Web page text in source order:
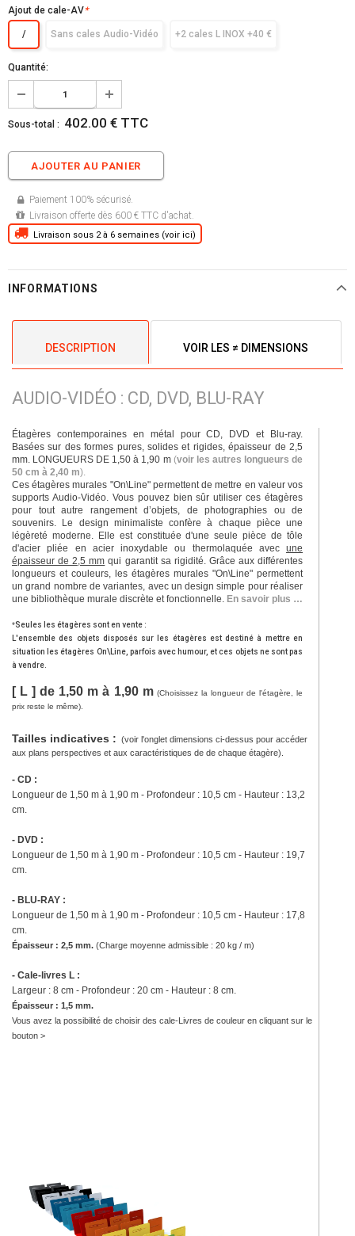
Ajout de cale-AV*
/ Sans cales Audio-Vidéo +2 cales L INOX +40 €
Quantité:
Sous-total : 402.00 € TTC
Paiement 100% sécurisé.
Livraison offerte dès 600 € TTC d'achat.
Livraison sous 2 à 6 semaines (voir ici)
INFORMATIONS
DESCRIPTION VOIR LES ≠ DIMENSIONS
AUDIO-VIDÉO : CD, DVD, BLU-RAY
Étagères contemporaines en métal pour CD, DVD et Blu-ray.
Basées sur des formes pures, solides et rigides, épaisseur de 2,5
mm. LONGUEURS DE 1,50 à 1,90 m (voir les autres longueurs de
50 cm à 2,40 m).
Ces étagères murales "On\Line" permettent de mettre en valeur vos
supports Audio-Vidéo. Vous pouvez bien sûr utiliser ces étagères
pour tout autre rangement d’objets, de photographies ou de
souvenirs. Le design minimaliste confère à chaque pièce une
légèreté moderne. Elle est constituée d'une seule pièce de tôle
d'acier pliée en acier inoxydable ou thermolaquée avec une
épaisseur de 2,5 mm qui garantit sa rigidité. Grâce aux différentes
longueurs et couleurs, les étagères murales "On\Line" permettent
un grand nombre de variantes, avec un design simple pour réaliser
une bibliothèque murale discrète et fonctionnelle. En savoir plus …
*Seules les étagères sont en vente :
L'ensemble des objets disposés sur les étagères est destiné à mettre en
situation les étagères On\Line, parfois avec humour, et ces objets ne sont pas
à vendre.
[ L ] de 1,50 m à 1,90 m (Choisissez la longueur de l'étagère, le
prix reste le même).
Tailles indicatives : (voir l'onglet dimensions ci-dessus pour accéder
aux plans perspectives et aux caractéristiques de de chaque étagère).
- CD :
Longueur de 1,50 m à 1,90 m - Profondeur : 10,5 cm - Hauteur : 13,2
cm.
- DVD :
Longueur de 1,50 m à 1,90 m - Profondeur : 10,5 cm - Hauteur : 19,7
cm.
- BLU-RAY :
Longueur de 1,50 m à 1,90 m - Profondeur : 10,5 cm - Hauteur : 17,8
cm.
Épaisseur : 2,5 mm. (Charge moyenne admissible : 20 kg / m)
- Cale-livres L :
Largeur : 8 cm - Profondeur : 20 cm - Hauteur : 8 cm.
Épaisseur : 1,5 mm.
Vous avez la possibilité de choisir des cale-Livres de couleur en cliquant sur le
bouton >